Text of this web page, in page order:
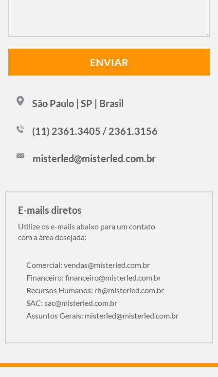
São Paulo | SP | Brasil
(11) 2361.3405 / 2361.3156
misterled@misterled.com.br
E-mails diretos
Utilize os e-mails abaixo para um contato
com a área desejada:
Comercial: vendas@misterled.com.br
Financeiro: financeiro@misterled.com.br
Recursos Humanos: rh@misterled.com.br
SAC: sac@misterled.com.br
Assuntos Gerais: misterled@misterled.com.br